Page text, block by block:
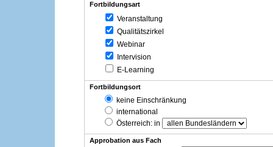
Fortbildungsart
Veranstaltung
Qualitätszirkel
Webinar
Intervision
E-Learning
Fortbildungsort
keine Einschränkung
international
Österreich: in
Approbation aus Fach